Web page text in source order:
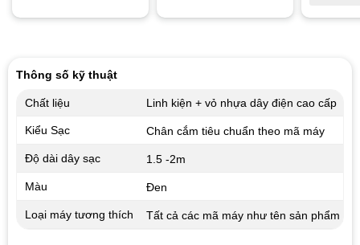
Thông số kỹ thuật
Chất liệu Linh kiện + vỏ nhựa dây điện cao cấp
Kiểu Sạc Chân cắm tiêu chuẩn theo mã máy
Độ dài dây sạc 1.5 -2m
Màu Đen
Loại máy tương thích Tất cả các mã máy như tên sản phẩm